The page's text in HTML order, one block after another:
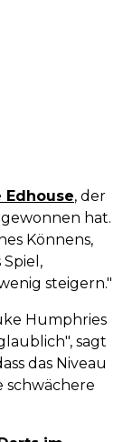
Edhouse, der
hat.
Könnens,
steigern."
Humphries
sagt
das Niveau
schwächere